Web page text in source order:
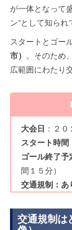
が一体となって
ン”として知られ
スタートとゴー
市） 。そのため
広範囲にわたり
大会日 ：２
スタート時間
ゴール終了予
間１５分）
交通規制：あ
交通規制は